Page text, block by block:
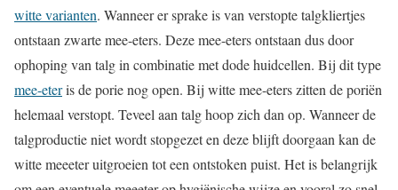
witte varianten. Wanneer er sprake is van verstopte talgkliertjes
ontstaan zwarte mee-eters. Deze mee-eters ontstaan dus door
ophoping van talg in combinatie met dode huidcellen. Bij dit type
mee-eteris de porie nog open. Bij witte mee-eters zitten de poriën
helemaal verstopt. Teveel aan talg hoop zich dan op. Wanneer de
talgproductie niet wordt stopgezet en deze blijft doorgaan kan de
witte meeeter uitgroeien tot een ontstoken puist. Het is belangrijk